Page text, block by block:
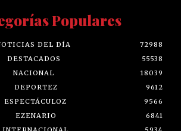
Populares
DEL DÍA
72988
DESTACADOS
55538
NACIONAL
18039
DEPORTEZ
9612
ESPECTÁCULOZ
9566
EZENARIO
6841